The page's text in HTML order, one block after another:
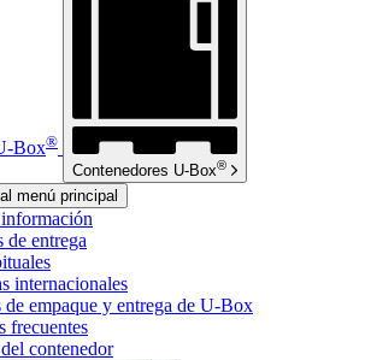
Box®
Contenedores U-Box®
menú principal
de entrega
internacionales
de empaque y entrega de U-Box
frecuentes
contenedor